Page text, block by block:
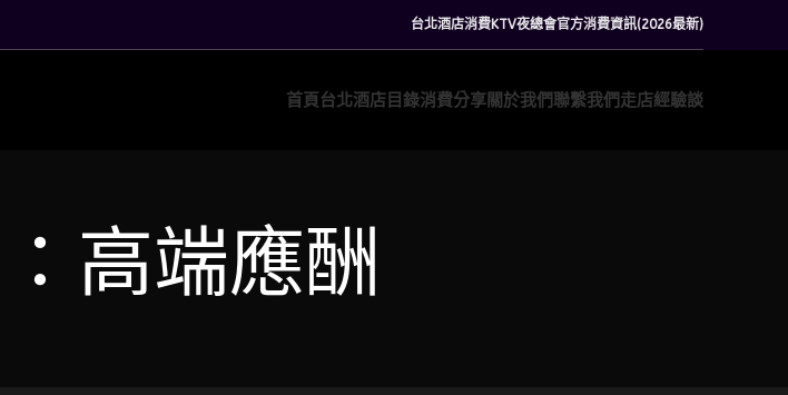
台北酒店消費KTV夜總會官方消費資訊(2026最新)
首頁台北酒店目錄消費分享關於我們聯繫我們走店經驗談
高端應酬